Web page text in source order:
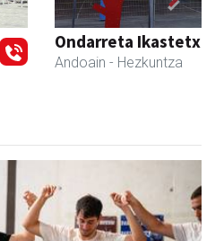
Next